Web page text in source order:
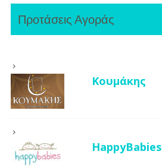
Προτάσεις Αγοράς
Κουμάκης
HappyBabies